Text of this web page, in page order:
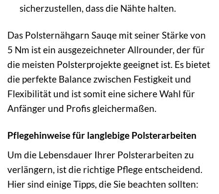
sicherzustellen, dass die Nähte halten.
Das Polsternähgarn Sauqe mit seiner Stärke von
5 Nm ist ein ausgezeichneter Allrounder, der für
die meisten Polsterprojekte geeignet ist. Es bietet
die perfekte Balance zwischen Festigkeit und
Flexibilität und ist somit eine sichere Wahl für
Anfänger und Profis gleichermaßen.
Pflegehinweise für langlebige Polsterarbeiten
Um die Lebensdauer Ihrer Polsterarbeiten zu
verlängern, ist die richtige Pflege entscheidend.
Hier sind einige Tipps, die Sie beachten sollten: